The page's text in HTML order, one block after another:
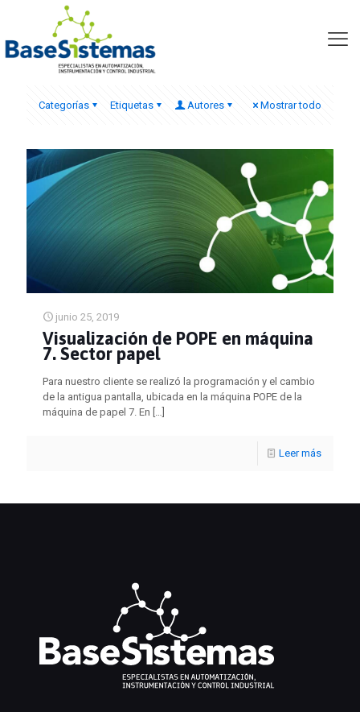
tia portal v11 siemens
Categorías Etiquetas Autores Mostrar todo
junio 25, 2019
Visualización de POPE en máquina
7. Sector papel
Para nuestro cliente se realizó la programación y el cambio
de la antigua pantalla, ubicada en la máquina POPE de la
máquina de papel 7. En […]
Leer más